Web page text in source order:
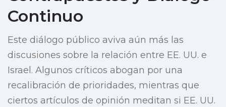
Continuo
Este diálogo público aviva aún más las
discusiones sobre la relación entre EE. UU. e
Israel. Algunos críticos abogan por una
recalibración de prioridades, mientras que
ciertos artículos de opinión meditan si EE. UU.